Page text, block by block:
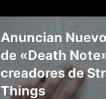
Anuncian
de «Death
creadores de
Things